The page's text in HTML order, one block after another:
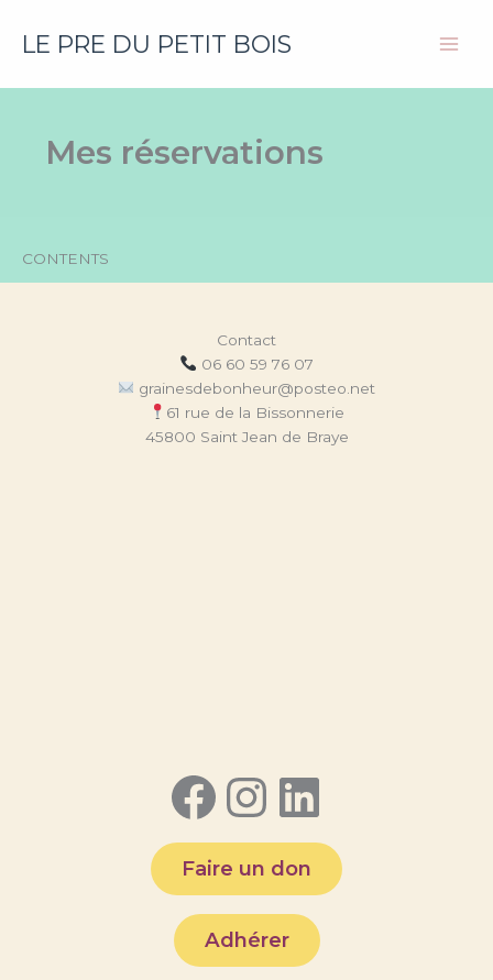
LE PRE DU PETIT BOIS
Mes réservations
CONTENTS
Contact
06 60 59 76 07
grainesdebonheur@posteo.net
61 rue de la Bissonnerie
45800 Saint Jean de Braye
Facebook
Instagram
Faire un don
Adhérer